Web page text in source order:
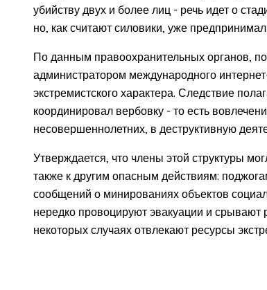
убийству двух и более лиц - речь идет о
но, как считают силовики, уже
По данным правоохранительных органов,
администратором международного
экстремистского характера. Следствие
координировал вербовку - то есть
несовершеннолетних, в деструктивную
Утверждается, что члены этой структуры
также к другим опасным действиям:
сообщений о минированиях объектов
нередко провоцируют эвакуации и
некоторых случаях отвлекают ресурсы